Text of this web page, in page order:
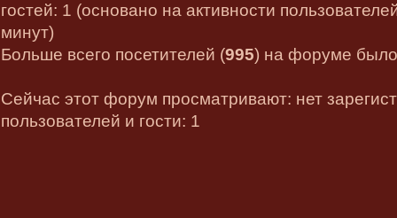
гостей: 1 (основано на активности
минут)
Больше всего посетителей (995) на форуме
Сейчас этот форум просматривают: нет
пользователей и гости: 1